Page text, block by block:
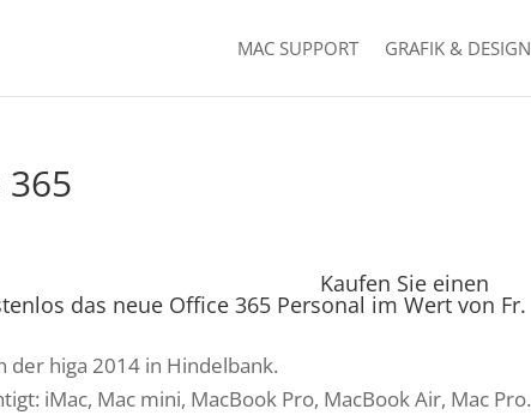
MAC SUPPORT GRAFIK & DESIGN
Kaufen Sie einen
das neue Office 365 Personal im Wert von Fr.
der higa 2014 in Hindelbank.
iMac, Mac mini, MacBook Pro, MacBook Air, Mac Pro.